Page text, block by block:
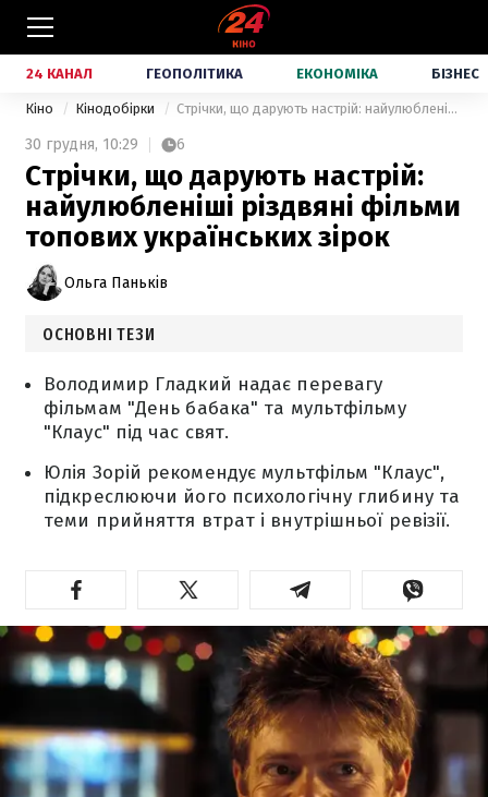
24 КАНАЛ ГЕОПОЛІТИКА ЕКОНОМІКА БІЗНЕС
Кіно Кінодобірки Стрічки, що дарують настрій: найулюбленіші різдвяні фільми топових українських зірок
30 грудня, 10:29 6
Стрічки, що дарують настрій:
найулюбленіші різдвяні фільми
топових українських зірок
Ольга Паньків
ОСНОВНІ ТЕЗИ
Володимир Гладкий надає перевагу
фільмам "День бабака" та мультфільму
"Клаус" під час свят.
Юлія Зорій рекомендує мультфільм "Клаус",
підкреслюючи його психологічну глибину та
теми прийняття втрат і внутрішньої ревізії.